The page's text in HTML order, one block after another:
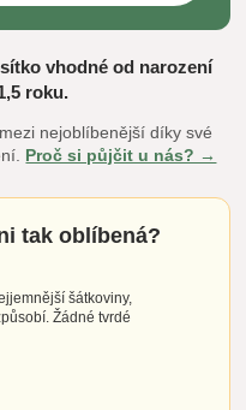
vhodné od narození
roku.
nejoblíbenější díky své
Proč si půjčit u nás? →
tak oblíbená?
šátkoviny,
Žádné tvrdé